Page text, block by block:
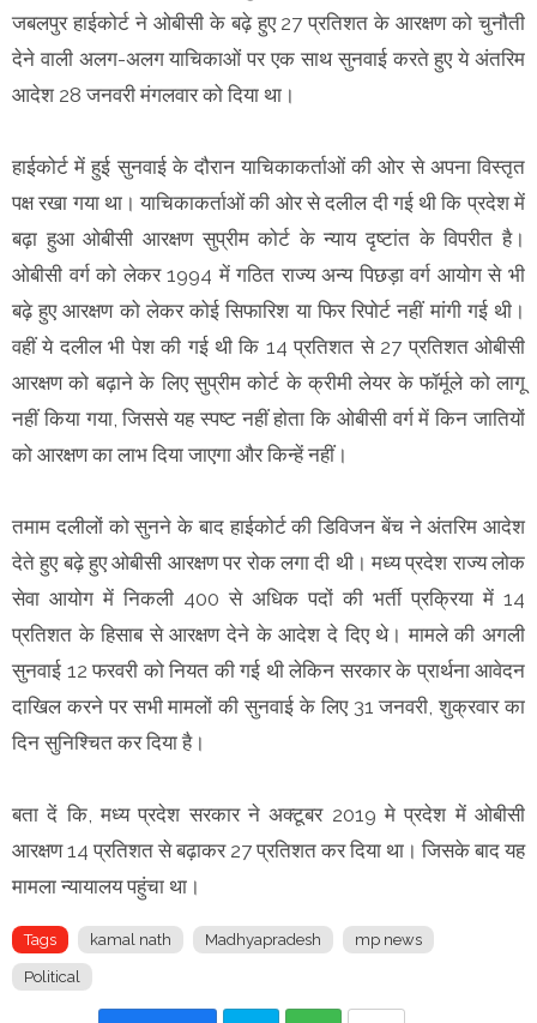
जबलपुर हाईकोर्ट ने ओबीसी के बढ़े हुए 27 प्रतिशत के आरक्षण को चुनौती
देने वाली अलग-अलग याचिकाओं पर एक साथ सुनवाई करते हुए ये अंतरिम
आदेश 28 जनवरी मंगलवार को दिया था।
हाईकोर्ट में हुई सुनवाई के दौरान याचिकाकर्ताओं की ओर से अपना विस्तृत
पक्ष रखा गया था। याचिकाकर्ताओं की ओर से दलील दी गई थी कि प्रदेश में
बढ़ा हुआ ओबीसी आरक्षण सुप्रीम कोर्ट के न्याय दृष्टांत के विपरीत है।
ओबीसी वर्ग को लेकर 1994 में गठित राज्य अन्य पिछड़ा वर्ग आयोग से भी
बढ़े हुए आरक्षण को लेकर कोई सिफारिश या फिर रिपोर्ट नहीं मांगी गई थी।
वहीं ये दलील भी पेश की गई थी कि 14 प्रतिशत से 27 प्रतिशत ओबीसी
आरक्षण को बढ़ाने के लिए सुप्रीम कोर्ट के क्रीमी लेयर के फॉर्मूले को लागू
नहीं किया गया, जिससे यह स्पष्ट नहीं होता कि ओबीसी वर्ग में किन जातियों
को आरक्षण का लाभ दिया जाएगा और किन्हें नहीं।
तमाम दलीलों को सुनने के बाद हाईकोर्ट की डिविजन बेंच ने अंतरिम आदेश
देते हुए बढ़े हुए ओबीसी आरक्षण पर रोक लगा दी थी। मध्य प्रदेश राज्य लोक
सेवा आयोग में निकली 400 से अधिक पदों की भर्ती प्रक्रिया में 14
प्रतिशत के हिसाब से आरक्षण देने के आदेश दे दिए थे। मामले की अगली
सुनवाई 12 फरवरी को नियत की गई थी लेकिन सरकार के प्रार्थना आवेदन
दाखिल करने पर सभी मामलों की सुनवाई के लिए 31 जनवरी, शुक्रवार का
दिन सुनिश्चित कर दिया है।
बता दें कि, मध्य प्रदेश सरकार ने अक्टूबर 2019 मे प्रदेश में ओबीसी
आरक्षण 14 प्रतिशत से बढ़ाकर 27 प्रतिशत कर दिया था। जिसके बाद यह
मामला न्यायालय पहुंचा था।
Tags kamal nath Madhyapradesh mp news
Political